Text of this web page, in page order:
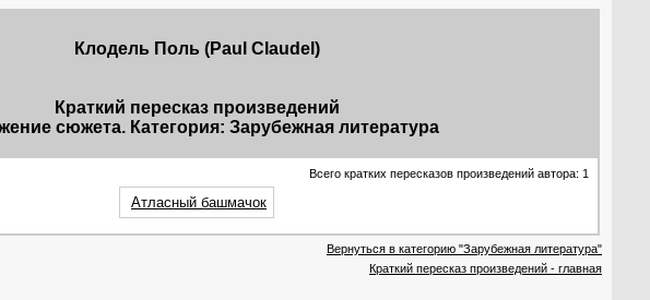
Клодель Поль (Paul Claudel)
Краткий пересказ произведений
сюжета. Категория: Зарубежная литература
Всего кратких пересказов произведений автора: 1
Атласный башмачок
Вернуться в категорию "Зарубежная литература"
Краткий пересказ произведений - главная